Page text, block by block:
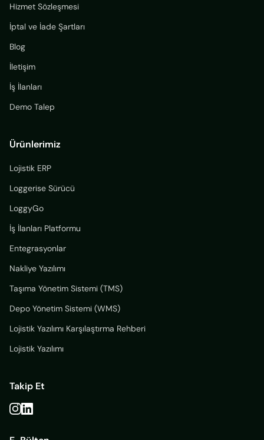
Hizmet Sözleşmesi
İptal ve İade Şartları
Blog
İletişim
İş İlanları
Demo Talep
Ürünlerimiz
Lojistik ERP
Loggerise Sürücü
LoggyGo
İş İlanları Platformu
Entegrasyonlar
Nakliye Yazılımı
Taşıma Yönetim Sistemi (TMS)
Depo Yönetim Sistemi (WMS)
Lojistik Yazılımı Karşılaştırma Rehberi
Lojistik Yazılımı
Takip Et